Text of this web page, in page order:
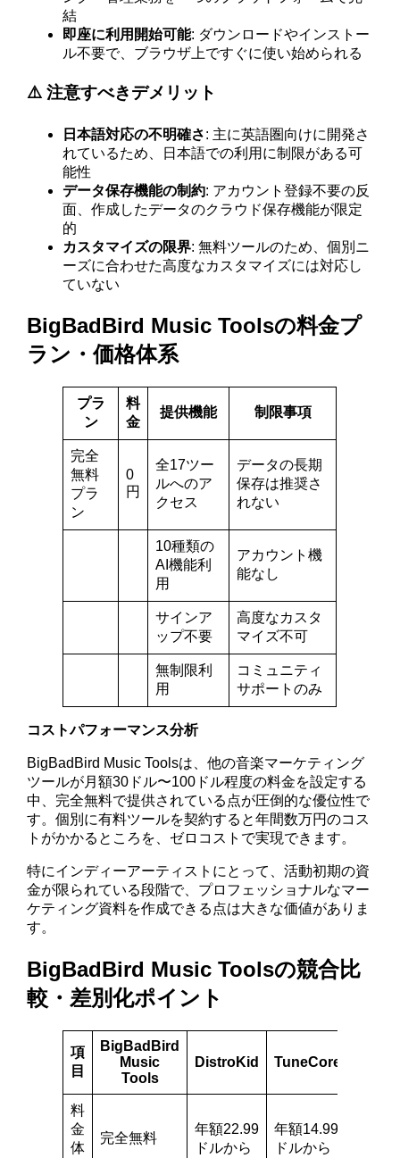
結
即座に利用開始可能: ダウンロードやインストー
ル不要で、ブラウザ上ですぐに使い始められる
⚠️ 注意すべきデメリット
日本語対応の不明確さ: 主に英語圏向けに開発さ
れているため、日本語での利用に制限がある可
能性
データ保存機能の制約: アカウント登録不要の反
面、作成したデータのクラウド保存機能が限定
的
カスタマイズの限界: 無料ツールのため、個別ニ
ーズに合わせた高度なカスタマイズには対応し
ていない
BigBadBird Music Toolsの料金プ
ラン・価格体系
プラ
ン
料
金
提供機能 制限事項
完全
無料
プラ
ン
0
円
全17ツー
ルへのア
クセス
データの長期
保存は推奨さ
れない
10種類の
AI機能利
用
アカウント機
能なし
サインア
ップ不要
高度なカスタ
マイズ不可
無制限利
用
コミュニティ
サポートのみ
コストパフォーマンス分析
BigBadBird Music Toolsは、他の音楽マーケティング
ツールが月額30ドル〜100ドル程度の料金を設定する
中、完全無料で提供されている点が圧倒的な優位性で
す。個別に有料ツールを契約すると年間数万円のコス
トがかかるところを、ゼロコストで実現できます。
特にインディーアーティストにとって、活動初期の資
金が限られている段階で、プロフェッショナルなマー
ケティング資料を作成できる点は大きな価値がありま
す。
BigBadBird Music Toolsの競合比
較・差別化ポイント
項
目
BigBadBird
Music
Tools
DistroKid TuneCore
料
金
体
完全無料
年額22.99
ドルから
年額14.99
ドルから